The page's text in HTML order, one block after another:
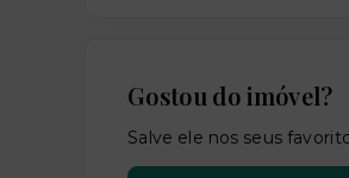
Gostou do imóvel?
Salve ele nos seus